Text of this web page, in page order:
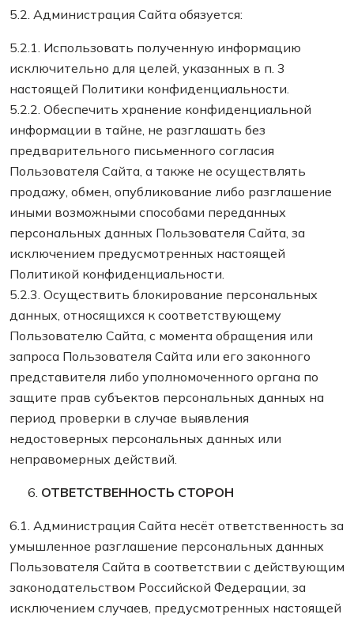
5.2. Администрация Сайта обязуется:
5.2.1. Использовать полученную информацию
исключительно для целей, указанных в п. 3
настоящей Политики конфиденциальности.
5.2.2. Обеспечить хранение конфиденциальной
информации в тайне, не разглашать без
предварительного письменного согласия
Пользователя Сайта, а также не осуществлять
продажу, обмен, опубликование либо разглашение
иными возможными способами переданных
персональных данных Пользователя Сайта, за
исключением предусмотренных настоящей
Политикой конфиденциальности.
5.2.3. Осуществить блокирование персональных
данных, относящихся к соответствующему
Пользователю Сайта, с момента обращения или
запроса Пользователя Сайта или его законного
представителя либо уполномоченного органа по
защите прав субъектов персональных данных на
период проверки в случае выявления
недостоверных персональных данных или
неправомерных действий.
ОТВЕТСТВЕННОСТЬ СТОРОН
6.1. Администрация Сайта несёт ответственность за
умышленное разглашение персональных данных
Пользователя Сайта в соответствии с действующим
законодательством Российской Федерации, за
исключением случаев, предусмотренных настоящей